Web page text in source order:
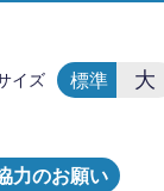
力のお願い
イズ 標準 大